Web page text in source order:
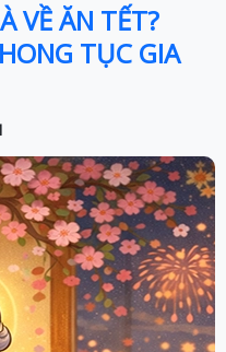
VỀ ĂN TẾT?
TỤC GIA